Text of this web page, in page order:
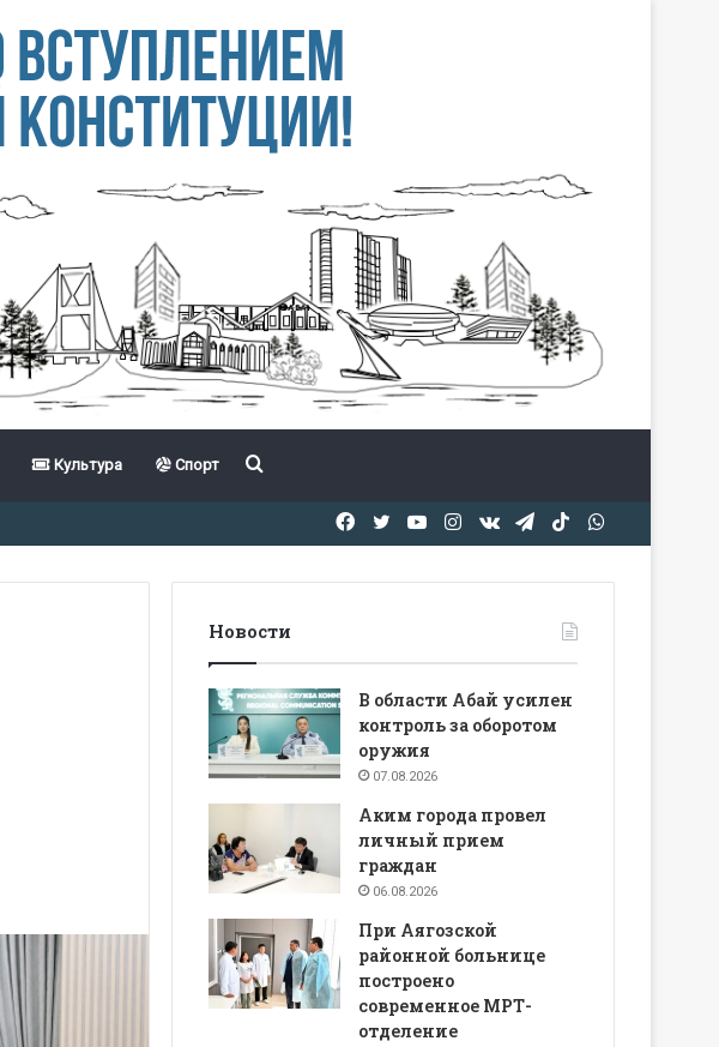
Культура Спорт Іздеу
TikTok
Telegram
vk.com
Instagram
YouTube
Twitter
Facebook
Новости
В области Абай усилен
контроль за оборотом
оружия
07.08.2026
Аким города провел
личный прием
граждан
06.08.2026
При Аягозской
районной больнице
построено
современное МРТ-
отделение